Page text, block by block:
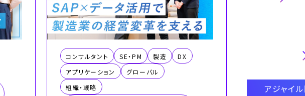
コンサルタント SE・PM 製造
DX
アプリケーション
グローバル
組織・戦略
アジャイ